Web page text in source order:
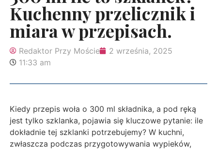
Kuchenny przelicznik i
miara w przepisach.
Redaktor Przy Moście
2 września, 2025
11:33 am
Kiedy przepis woła o 300 ml składnika, a pod ręką
jest tylko szklanka, pojawia się kluczowe pytanie: ile
dokładnie tej szklanki potrzebujemy? W kuchni,
zwłaszcza podczas przygotowywania wypieków,